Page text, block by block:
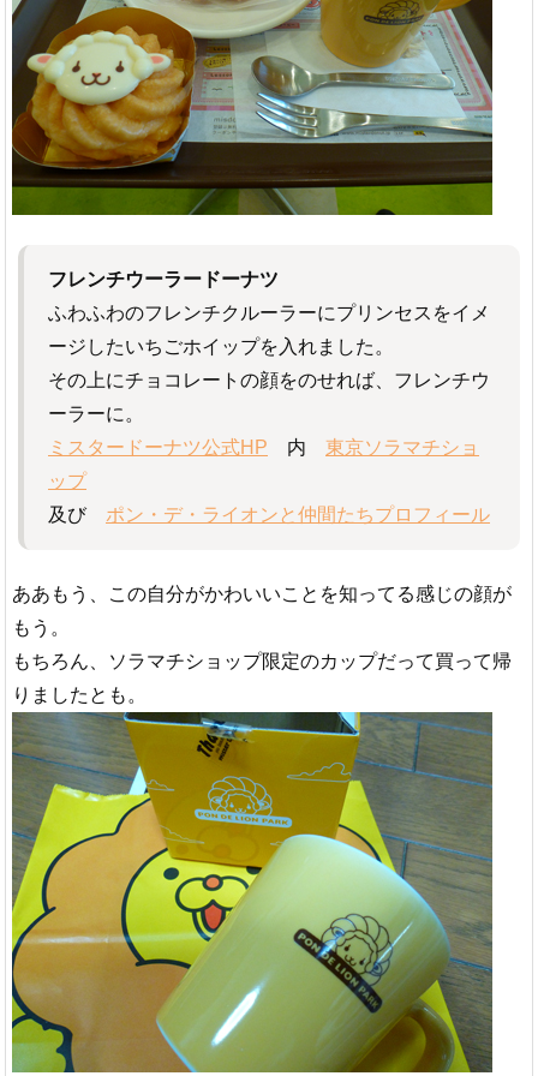
フレンチウーラードーナツ
ふわふわのフレンチクルーラーにプリンセスをイメ
ージしたいちごホイップを入れました。
その上にチョコレートの顔をのせれば、フレンチウ
ーラーに。
ミスタードーナツ公式HP 内 東京ソラマチショ
ップ
及び ポン・デ・ライオンと仲間たちプロフィール
ああもう、この自分がかわいいことを知ってる感じの顔が
もう。
もちろん、ソラマチショップ限定のカップだって買って帰
りましたとも。